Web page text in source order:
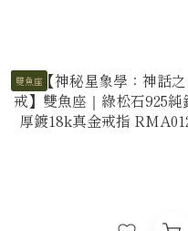
雙魚座